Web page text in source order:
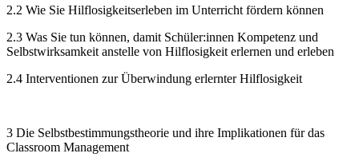
2.2 Wie Sie Hilflosigkeitserleben im Unterricht fördern können
2.3 Was Sie tun können, damit Schüler:innen Kompetenz und
Selbstwirksamkeit anstelle von Hilflosigkeit erlernen und erleben
2.4 Interventionen zur Überwindung erlernter Hilflosigkeit
3 Die Selbstbestimmungstheorie und ihre Implikationen für das
Classroom Management